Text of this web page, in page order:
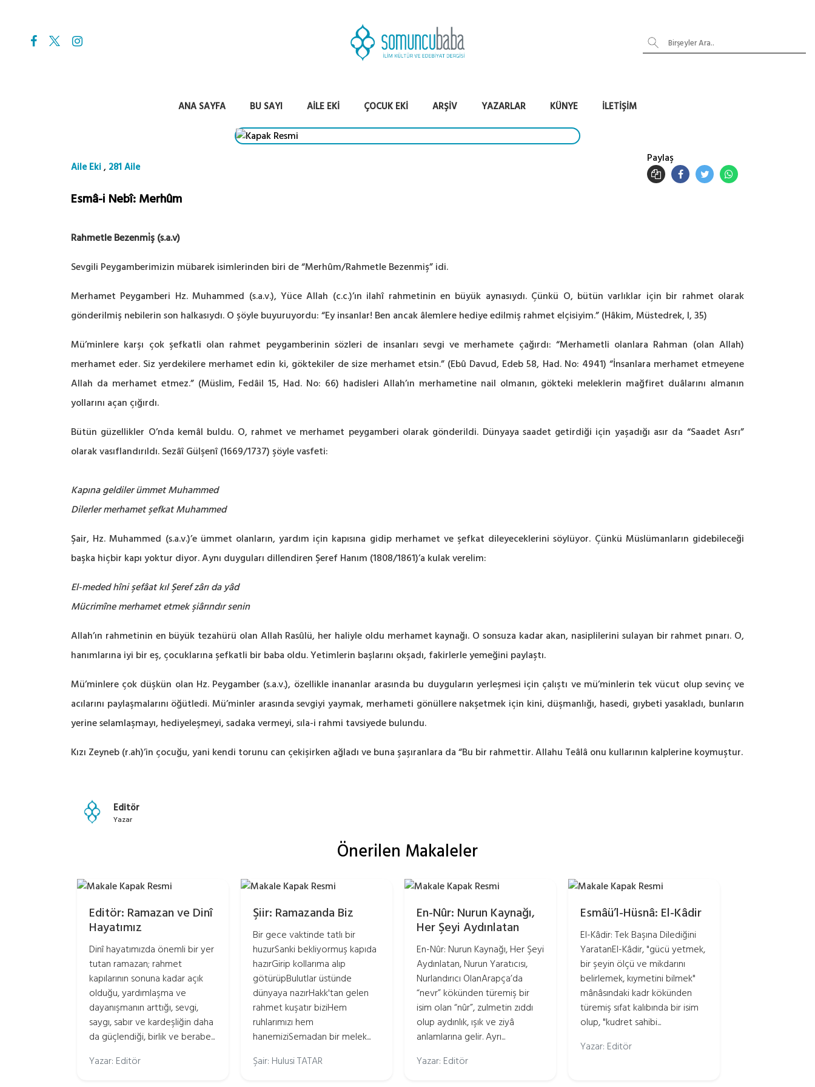
ANA SAYFA BU SAYI AILE EKI ÇOCUK EKI ARŞIV YAZARLAR KÜNYE İLETIŞIM
Aile Eki, 281 Aile
Paylaş
Esmâ-i Nebî: Merhûm
Rahmetle Bezenmi̇ş (s.a.v)
Sevgili Peygamberimizin mübarek isimlerinden biri de “Merhûm/Rahmetle Bezenmiş” idi.
Merhamet Peygamberi Hz. Muhammed (s.a.v.), Yüce Allah (c.c.)’ın ilahî rahmetinin en büyük aynasıydı. Çünkü O, bütün varlıklar için bir rahmet olarak
gönderilmiş nebilerin son halkasıydı. O şöyle buyuruyordu: “Ey insanlar! Ben ancak âlemlere hediye edilmiş rahmet elçisiyim.” (Hâkim, Müstedrek, I, 35)
Mü’minlere karşı çok şefkatli olan rahmet peygamberinin sözleri de insanları sevgi ve merhamete çağırdı: “Merhametli olanlara Rahman (olan Allah)
merhamet eder. Siz yerdekilere merhamet edin ki, göktekiler de size merhamet etsin.” (Ebû Davud, Edeb 58, Had. No: 4941) “İnsanlara merhamet etmeyene
Allah da merhamet etmez.” (Müslim, Fedâil 15, Had. No: 66) hadisleri Allah’ın merhametine nail olmanın, gökteki meleklerin mağfiret duâlarını almanın
yollarını açan çığırdı.
Bütün güzellikler O’nda kemâl buldu. O, rahmet ve merhamet peygamberi olarak gönderildi. Dünyaya saadet getirdiği için yaşadığı asır da “Saadet Asrı”
olarak vasıflandırıldı. Sezâî Gülşenî (1669/1737) şöyle vasfeti:
Kapına geldiler ümmet Muhammed
Dilerler merhamet şefkat Muhammed
Şair, Hz. Muhammed (s.a.v.)’e ümmet olanların, yardım için kapısına gidip merhamet ve şefkat dileyeceklerini söylüyor. Çünkü Müslümanların gidebileceği
başka hiçbir kapı yoktur diyor. Aynı duyguları dillendiren Şeref Hanım (1808/1861)’a kulak verelim:
El-meded hîni şefâat kıl Şeref zârı da yâd
Mücrimîne merhamet etmek şiârındır senin
Allah’ın rahmetinin en büyük tezahürü olan Allah Rasûlü, her haliyle oldu merhamet kaynağı. O sonsuza kadar akan, nasiplilerini sulayan bir rahmet pınarı. O,
hanımlarına iyi bir eş, çocuklarına şefkatli bir baba oldu. Yetimlerin başlarını okşadı, fakirlerle yemeğini paylaştı.
Mü’minlere çok düşkün olan Hz. Peygamber (s.a.v.), özellikle inananlar arasında bu duyguların yerleşmesi için çalıştı ve mü’minlerin tek vücut olup sevinç ve
acılarını paylaşmalarını öğütledi. Mü’minler arasında sevgiyi yaymak, merhameti gönüllere nakşetmek için kini, düşmanlığı, hasedi, gıybeti yasakladı, bunların
yerine selamlaşmayı, hediyeleşmeyi, sadaka vermeyi, sıla-i rahmi tavsiyede bulundu.
Kızı Zeyneb (r.ah)’in çocuğu, yani kendi torunu can çekişirken ağladı ve buna şaşıranlara da “Bu bir rahmettir. Allahu Teâlâ onu kullarının kalplerine koymuştur.
Editör
Yazar
Önerilen Makaleler
Editör: Ramazan ve Dinî
Hayatımız
Dinî hayatımızda önemli bir yer
tutan ramazan; rahmet
kapılarının sonuna kadar açık
olduğu, yardımlaşma ve
dayanışmanın arttığı, sevgi,
saygı, sabır ve kardeşliğin daha
da güçlendiği, birlik ve berabe...
Yazar: Editör
Şiir: Ramazanda Biz
Bir gece vaktinde tatlı bir
huzurSanki bekliyormuş kapıda
hazırGirip kollarıma alıp
götürüpBulutlar üstünde
dünyaya nazırHakk'tan gelen
rahmet kuşatır biziHem
ruhlarımızı hem
hanemiziSemadan bir melek...
Şair: Hulusi TATAR
En-Nûr: Nurun Kaynağı,
Her Şeyi Aydınlatan
En-Nûr: Nurun Kaynağı, Her Şeyi
Aydınlatan, Nurun Yaratıcısı,
Nurlandırıcı OlanArapça’da
“nevr” kökünden türemiş bir
isim olan “nûr”, zulmetin zıddı
olup aydınlık, ışık ve ziyâ
anlamlarına gelir. Ayrı...
Yazar: Editör
Esmâü’l-Hüsnâ: El-Kâdir
El-Kâdir: Tek Başına Dilediğini
YaratanEl-Kâdir, "gücü yetmek,
bir şeyin ölçü ve mikdarını
belirlemek, kıymetini bilmek"
mânâsındaki kadr kökünden
türemiş sıfat kalıbında bir isim
olup, "kudret sahibi...
Yazar: Editör